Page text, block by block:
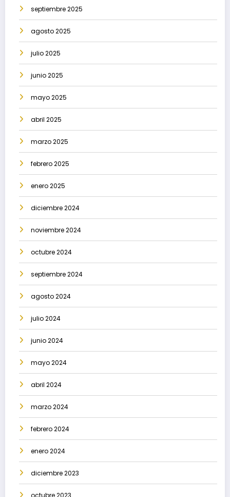
septiembre 2025
agosto 2025
julio 2025
junio 2025
mayo 2025
abril 2025
marzo 2025
febrero 2025
enero 2025
diciembre 2024
noviembre 2024
octubre 2024
septiembre 2024
agosto 2024
julio 2024
junio 2024
mayo 2024
abril 2024
marzo 2024
febrero 2024
enero 2024
diciembre 2023
octubre 2023